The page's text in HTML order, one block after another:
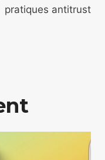
pratiques antitrust